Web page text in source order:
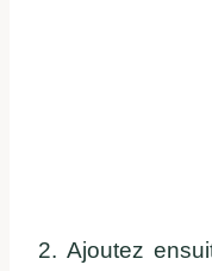
2. Ajoutez